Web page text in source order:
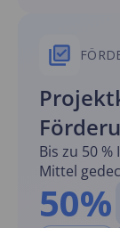
Bis zu 50
Mittel
50%